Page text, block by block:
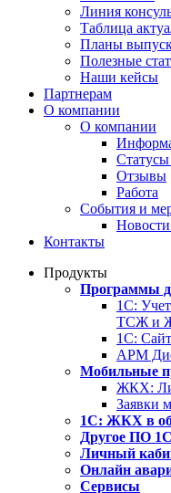
Линия
Таблица
Планы
Полезные
Наши кейсы
Партнерам
О компании
О компании
Отзывы
Работа
События и
Контакты
Продукты
Программы
1С:
ТСЖ и
1С:
АРМ
Мобильные
ЖКХ:
Заявки
1С: ЖКХ в
Другое ПО
Личный
Онлайн
Сервисы